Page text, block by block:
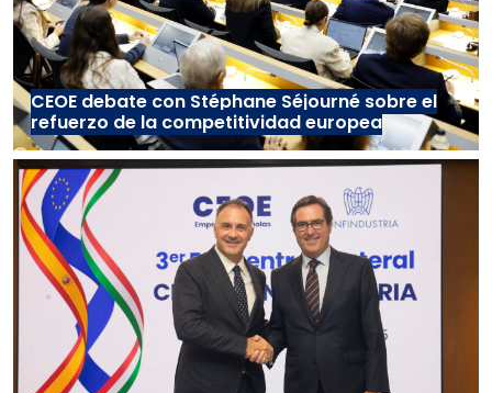
CEOE debate con Stéphane Séjourné sobre el
refuerzo de la competitividad europea